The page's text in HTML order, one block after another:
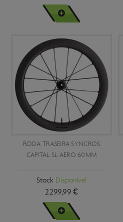
VER MAIS
RODA TRASEIRA SYNCROS
CAPITAL SL AERO 60MM
Stock Disponível
2299,99 €
VER MAIS